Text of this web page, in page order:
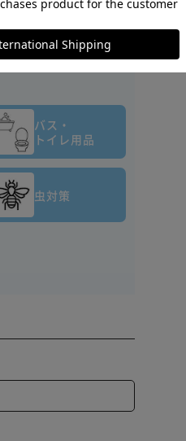
バス・
トイレ用品
虫対策